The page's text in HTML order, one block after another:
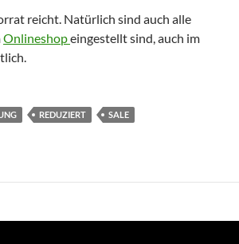
reicht. Natürlich sind auch alle
Onlineshopeingestellt sind, auch im
REDUZIERT
SALE